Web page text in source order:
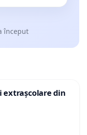
început
extrașcolare din